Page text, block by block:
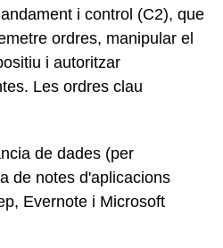
i control (C2), que
ordres, manipular el
i autoritzar
Les ordres clau
de dades (per
de notes d'aplicacions
Evernote i Microsoft